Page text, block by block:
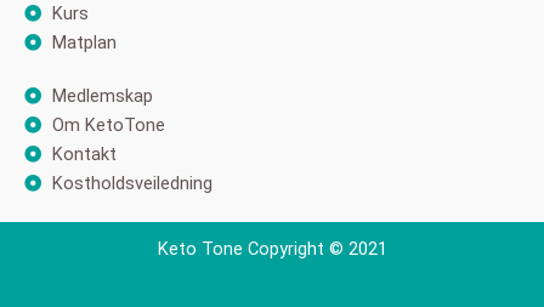
Kurs
Matplan
Medlemskap
Om KetoTone
Kontakt
Kostholdsveiledning
Keto Tone Copyright © 2021